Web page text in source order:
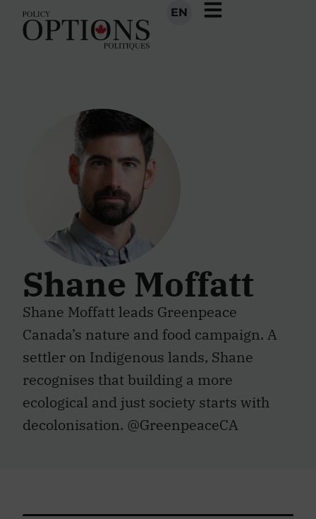
EN
Shane Moffatt
Shane Moffatt leads Greenpeace
Canada’s nature and food campaign. A
settler on Indigenous lands, Shane
recognises that building a more
ecological and just society starts with
decolonisation. @GreenpeaceCA